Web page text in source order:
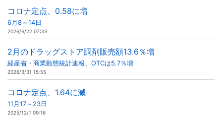
コロナ定点、0.58に増
6月8～14日
2026/6/22 07:33
2月のドラッグストア調剤販売額13.6％増
経産省・商業動態統計速報、OTCは5.7％増
2026/3/31 15:55
コロナ定点、1.64に減
11月17～23日
2025/12/1 09:16